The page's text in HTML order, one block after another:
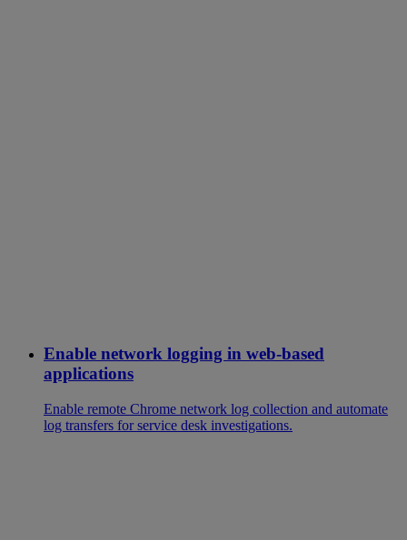
Enable network logging in web-based
applications
Enable remote Chrome network log collection and automate
log transfers for service desk investigations.